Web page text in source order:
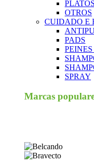
OTROS
CUIDADO E
PADS
SPRAY
Marcas